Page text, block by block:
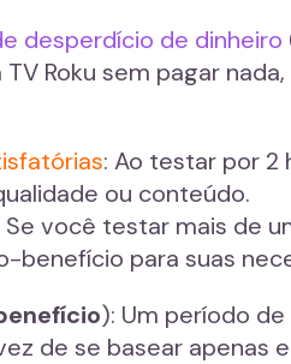
desperdício de dinheiro
Roku sem pagar
: Ao testar por 2
ou conteúdo.
Se você testar mais de
benefício para suas
): Um período
de se basear apenas